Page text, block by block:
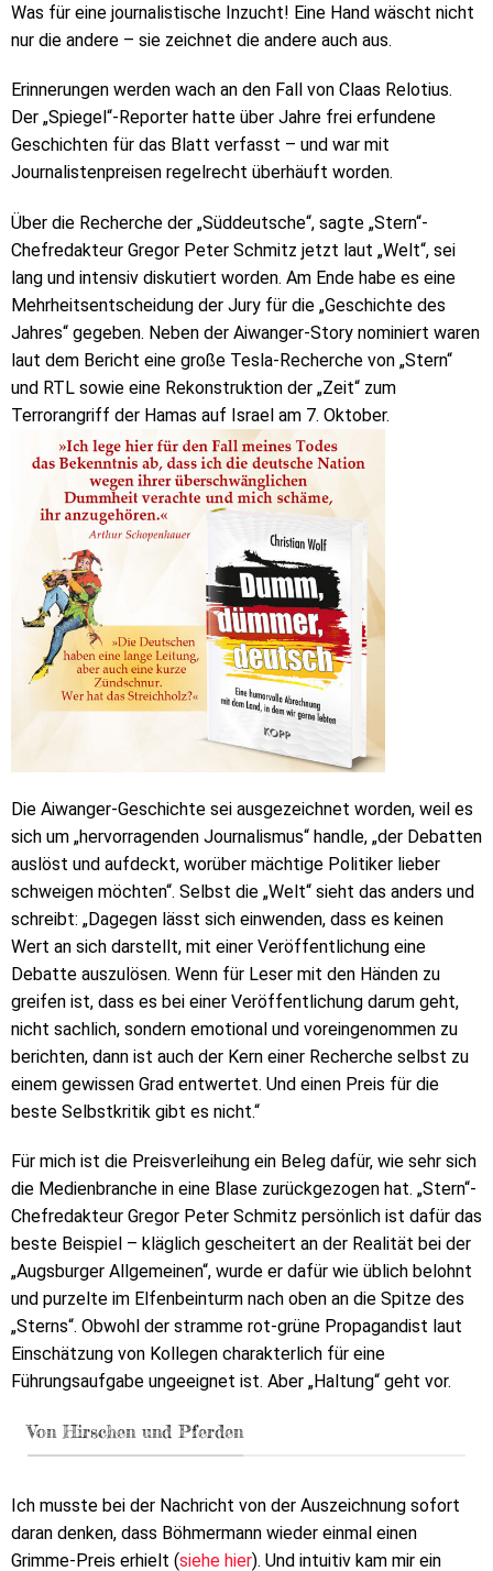
Was für eine journalistische Inzucht! Eine Hand wäscht nicht
nur die andere – sie zeichnet die andere auch aus.
Erinnerungen werden wach an den Fall von Claas Relotius.
Der „Spiegel“-Reporter hatte über Jahre frei erfundene
Geschichten für das Blatt verfasst – und war mit
Journalistenpreisen regelrecht überhäuft worden.
Über die Recherche der „Süddeutsche“, sagte „Stern“-
Chefredakteur Gregor Peter Schmitz jetzt laut „Welt“, sei
lang und intensiv diskutiert worden. Am Ende habe es eine
Mehrheitsentscheidung der Jury für die „Geschichte des
Jahres“ gegeben. Neben der Aiwanger-Story nominiert waren
laut dem Bericht eine große Tesla-Recherche von „Stern“
und RTL sowie eine Rekonstruktion der „Zeit“ zum
Terrorangriff der Hamas auf Israel am 7. Oktober.
Die Aiwanger-Geschichte sei ausgezeichnet worden, weil es
sich um „hervorragenden Journalismus“ handle, „der Debatten
auslöst und aufdeckt, worüber mächtige Politiker lieber
schweigen möchten“. Selbst die „Welt“ sieht das anders und
schreibt: „Dagegen lässt sich einwenden, dass es keinen
Wert an sich darstellt, mit einer Veröffentlichung eine
Debatte auszulösen. Wenn für Leser mit den Händen zu
greifen ist, dass es bei einer Veröffentlichung darum geht,
nicht sachlich, sondern emotional und voreingenommen zu
berichten, dann ist auch der Kern einer Recherche selbst zu
einem gewissen Grad entwertet. Und einen Preis für die
beste Selbstkritik gibt es nicht.“
Für mich ist die Preisverleihung ein Beleg dafür, wie sehr sich
die Medienbranche in eine Blase zurückgezogen hat. „Stern“-
Chefredakteur Gregor Peter Schmitz persönlich ist dafür das
beste Beispiel – kläglich gescheitert an der Realität bei der
„Augsburger Allgemeinen“, wurde er dafür wie üblich belohnt
und purzelte im Elfenbeinturm nach oben an die Spitze des
„Sterns“. Obwohl der stramme rot-grüne Propagandist laut
Einschätzung von Kollegen charakterlich für eine
Führungsaufgabe ungeeignet ist. Aber „Haltung“ geht vor.
Von Hirschen und Pferden
Ich musste bei der Nachricht von der Auszeichnung sofort
daran denken, dass Böhmermann wieder einmal einen
Grimme-Preis erhielt (siehe hier). Und intuitiv kam mir ein